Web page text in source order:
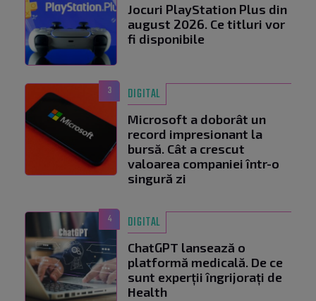
Jocuri PlayStation Plus din
august 2026. Ce titluri vor
fi disponibile
3 DIGITAL
Microsoft a doborât un
record impresionant la
bursă. Cât a crescut
valoarea companiei într-o
singură zi
4 DIGITAL
ChatGPT lansează o
platformă medicală. De ce
sunt experții îngrijorați de
Health